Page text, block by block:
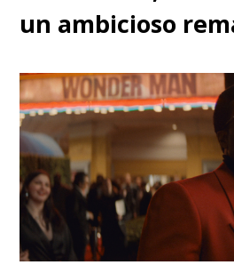
que nos dirigimos.
un ambicioso